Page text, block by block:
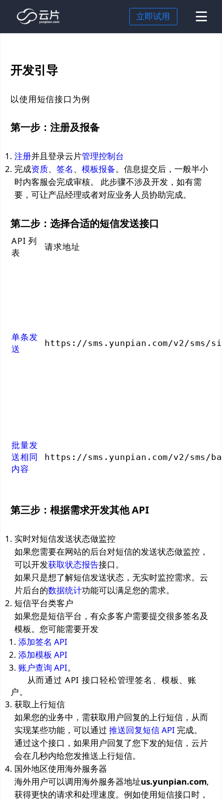
立即试用
超级短信
语音验证码
OTP
企业出海
短信营销
行业解决方案
零售行业
跨国企业
游戏行业
餐饮行业
价格
文档
关于我们
开发引导
以使用短信接口为例
第一步：注册及报备
注册并且登录云片管理控制台
完成资质、签名、模板报备。信息提交后，一般半小
时内客服会完成审核。 此步骤不涉及开发，如有需
要，可让产品经理或者对应业务人员协助完成。
第二步：选择合适的短信发送接口
API 列
表
请求地址
单条发
送
https://sms.yunpian.com/v2/sms/
批量发
送相同
内容
https://sms.yunpian.com/v2/sms/
第三步：根据需求开发其他 API
实时对短信发送状态做监控
如果您需要在网站的后台对短信的发送状态做监控，
可以开发获取状态报告接口。
如果只是想了解短信发送状态，无实时监控需求。云
片后台的数据统计功能可以满足您的需求。
短信平台类客户
如果您是短信平台，有众多客户需要提交很多签名及
模板。您可能需要开发
添加签名 API
添加模板 API
账户查询 API。
从而通过 API 接口轻松管理签名、模板、账
户。
获取上行短信
如果您的业务中，需获取用户回复的上行短信，从而
实现某些功能，可以通过推送回复短信 API 完成。
通过这个接口，如果用户回复了您下发的短信，云片
会在几秒内给您发推送上行短信。
国外地区使用海外服务器
海外用户可以调用海外服务器地址us.yunpian.com,
获得更快的请求和处理速度。例如使用短信接口时，